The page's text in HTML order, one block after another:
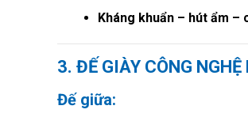
Kháng khuẩn – hút ẩm –
3. ĐẾ GIÀY CÔNG
Đế giữa: